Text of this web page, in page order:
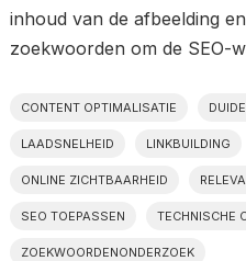
inhoud van de afbeelding
zoekwoorden om de SEO-
CONTENT OPTIMALISATIE
LAADSNELHEID LINKBUILDING
ONLINE ZICHTBAARHEID
SEO TOEPASSEN TECHNISCHE
ZOEKWOORDENONDERZOEK